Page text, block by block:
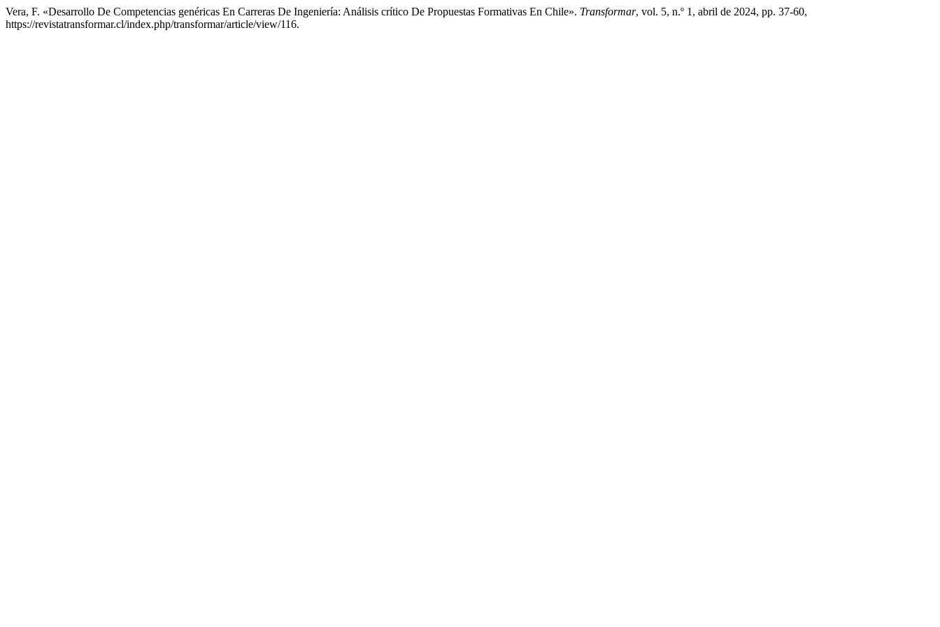
Vera, F. «Desarrollo De Competencias genéricas En Carreras De Ingeniería: Análisis crítico De Propuestas Formativas En Chile». Transformar, vol. 5, n.º 1, abril de 2024, pp. 37-60,
https://revistatransformar.cl/index.php/transformar/article/view/116.